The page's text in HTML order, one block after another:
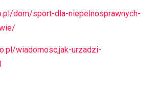
dom/sport-dla-niepelnosprawnych-
wiadomosc,jak-urzadzi-